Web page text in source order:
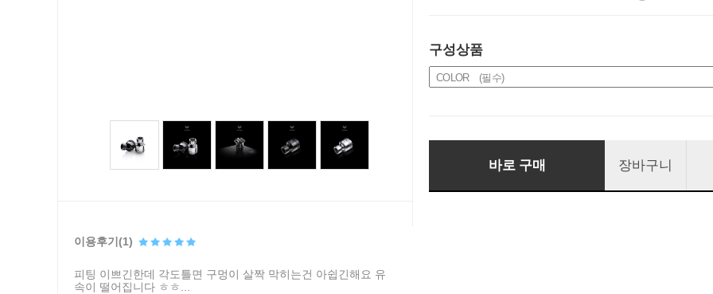
이용후기(1)
피팅 이쁘긴한데 각도틀면 구멍이 살짝 막히는건 아쉽긴해요 유
속이 떨어집니다 ㅎㅎ...
구성상품
바로 구매 장바구니